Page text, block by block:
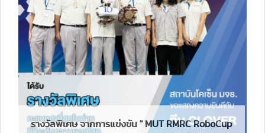
รางวัลพิเศษ จากการแข่งขัน " MUT RMRC RoboCup